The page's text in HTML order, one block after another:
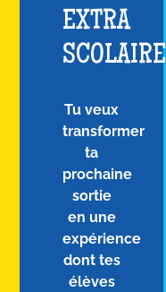
EXTRA
SCOLAIRE
Tu veux
transformer
ta
prochaine
sortie
en une
expérience
dont tes
élèves